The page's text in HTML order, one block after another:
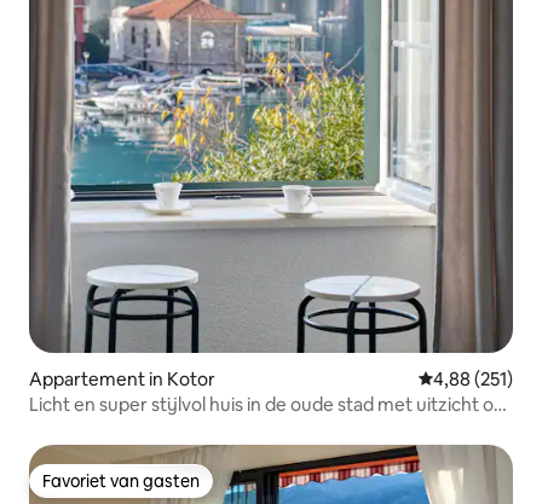
Appartement in Kotor Gemiddelde
4,88 (251)
Licht en super stijlvol huis in de oude stad met uitzicht op
Favoriet van gasten
Favoriet van gasten